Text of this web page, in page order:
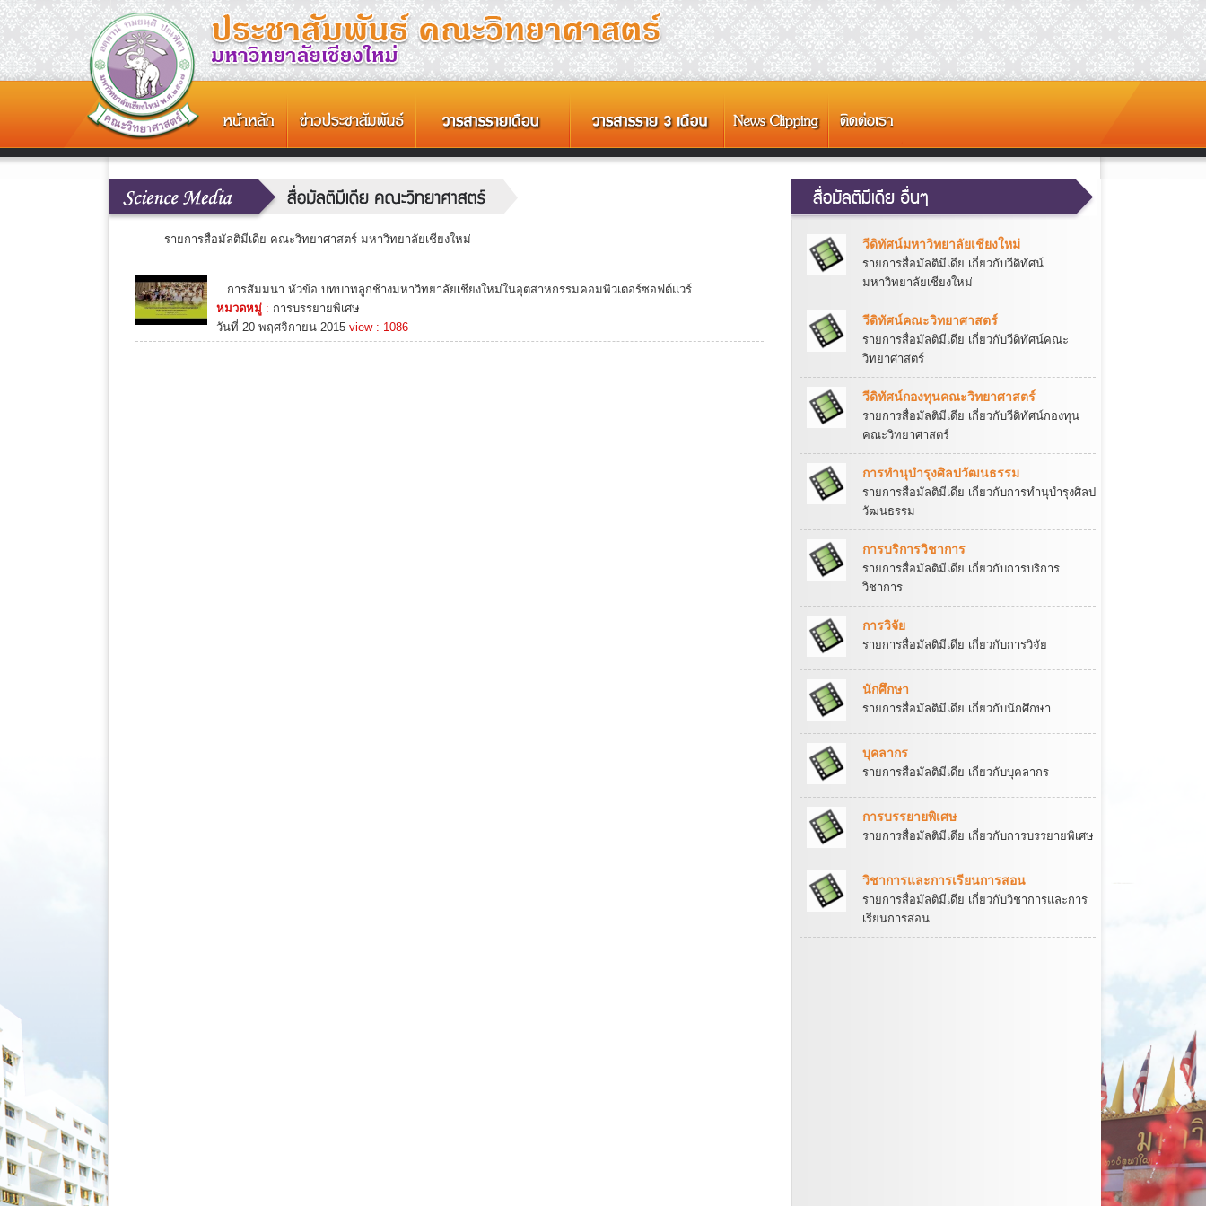
รายการสื่อมัลติมีเดีย คณะวิทยาศาสตร์ มหาวิทยาลัยเชียงใหม่
การสัมมนา หัวข้อ บทบาทลูกช้างมหาวิทยาลัยเชียงใหม่ในอุตสาหกรรมคอมพิวเตอร์ซอฟต์แวร์
หมวดหมู่ : การบรรยายพิเศษ
วันที่ 20 พฤศจิกายน 2015 view : 1086
วีดิทัศน์มหาวิทยาลัยเชียงใหม่
รายการสื่อมัลติมีเดีย เกี่ยวกับวีดิทัศน์
มหาวิทยาลัยเชียงใหม่
วีดิทัศน์คณะวิทยาศาสตร์
รายการสื่อมัลติมีเดีย เกี่ยวกับวีดิทัศน์คณะ
วิทยาศาสตร์
วีดิทัศน์กองทุนคณะวิทยาศาสตร์
รายการสื่อมัลติมีเดีย เกี่ยวกับวีดิทัศน์กองทุน
คณะวิทยาศาสตร์
การทำนุบำรุงศิลปวัฒนธรรม
รายการสื่อมัลติมีเดีย เกี่ยวกับการทำนุบำรุงศิลป
วัฒนธรรม
การบริการวิชาการ
รายการสื่อมัลติมีเดีย เกี่ยวกับการบริการ
วิชาการ
การวิจัย
รายการสื่อมัลติมีเดีย เกี่ยวกับการวิจัย
นักศึกษา
รายการสื่อมัลติมีเดีย เกี่ยวกับนักศึกษา
บุคลากร
รายการสื่อมัลติมีเดีย เกี่ยวกับบุคลากร
การบรรยายพิเศษ
รายการสื่อมัลติมีเดีย เกี่ยวกับการบรรยายพิเศษ
วิชาการและการเรียนการสอน
รายการสื่อมัลติมีเดีย เกี่ยวกับวิชาการและการ
เรียนการสอน